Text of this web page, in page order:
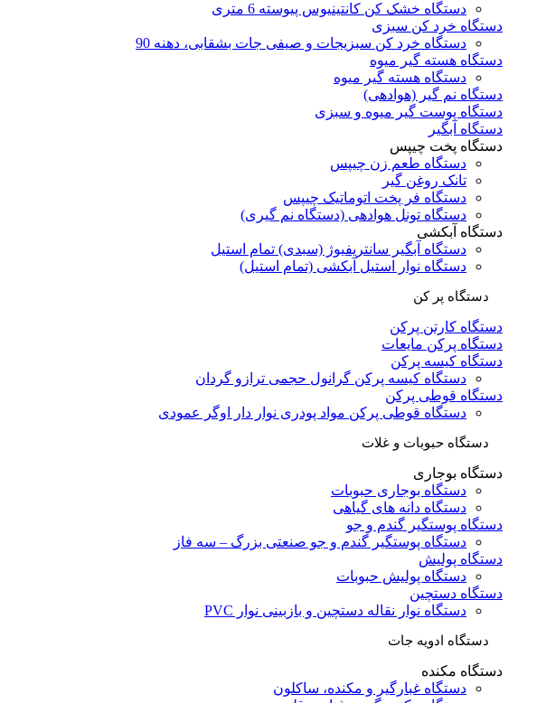
دستگاه خشک کن کانتینیوس پیوسته 6 متری
دستگاه خرد کن سبزی
دستگاه خرد کن سبزیجات و صیفی جات بشقابی، دهنه 90
دستگاه هسته گیر میوه
دستگاه هسته گیر میوه
دستگاه نم گیر (هوادهی)
دستگاه پوست گیر میوه و سبزی
دستگاه آبگیر
دستگاه پخت چیپس
دستگاه طعم زن چیپس
تانک روغن گیر
دستگاه فر پخت اتوماتیک چیپس
دستگاه تونل هوادهی (دستگاه نم گیری)
دستگاه آبکشی
دستگاه آبگیر سانتریفیوژ (سبدی) تمام استیل
دستگاه نوار استیل آبکشی (تمام استیل)
دستگاه پر کن
دستگاه کارتن پرکن
دستگاه پرکن مایعات
دستگاه کیسه پرکن
دستگاه کیسه پرکن گرانول حجمی ترازو گردان
دستگاه قوطی پرکن
دستگاه قوطی پرکن مواد پودری نوار دار اوگر عمودی
دستگاه حبوبات و غلات
دستگاه بوجاری
دستگاه بوجاری حبوبات
دستگاه دانه های گیاهی
دستگاه پوستگیر گندم و جو
دستگاه پوستگیر گندم و جو صنعتی بزرگ – سه فاز
دستگاه پولیش
دستگاه پولیش حبوبات
دستگاه دستچین
دستگاه نوار نقاله دستچین و بازبینی نوار PVC
دستگاه ادویه جات
دستگاه مکنده
دستگاه غبارگیر و مکنده، ساکلون